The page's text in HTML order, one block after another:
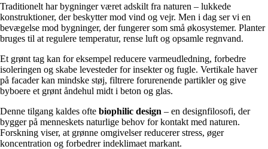
Traditionelt har bygninger været adskilt fra naturen – lukkede
konstruktioner, der beskytter mod vind og vejr. Men i dag ser vi en
bevægelse mod bygninger, der fungerer som små økosystemer. Planter
bruges til at regulere temperatur, rense luft og opsamle regnvand.
Et grønt tag kan for eksempel reducere varmeudledning, forbedre
isoleringen og skabe levesteder for insekter og fugle. Vertikale haver
på facader kan mindske støj, filtrere forurenende partikler og give
byboere et grønt åndehul midt i beton og glas.
Denne tilgang kaldes ofte biophilic design – en designfilosofi, der
bygger på menneskets naturlige behov for kontakt med naturen.
Forskning viser, at grønne omgivelser reducerer stress, øger
koncentration og forbedrer indeklimaet markant.